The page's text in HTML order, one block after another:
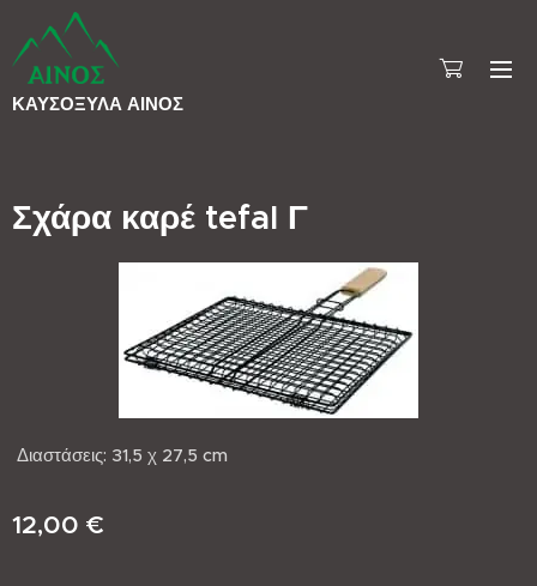
ΚΑΥΣΟΞΥΛΑ ΑΙΝΟΣ
Σχάρα καρέ tefal Γ
Διαστάσεις: 31,5 χ 27,5 cm
12,00 €